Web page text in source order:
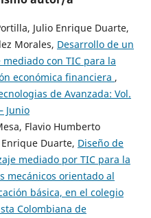
Julio Enrique Duarte,
Morales, Desarrollo de un
con TIC para la
económica financiera ,
de Avanzada: Vol.
Junio
Flavio Humberto
Duarte, Diseño de
mediado por TIC para la
mecánicos orientado al
básica, en el colegio
Colombiana de